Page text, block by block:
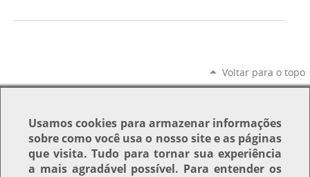
Voltar para o topo
Usamoscookies para armazenar informações
sobre como você usa o nosso site e as páginas
que visita. Tudo para tornar sua experiência
a mais agradável possível. Para entender os